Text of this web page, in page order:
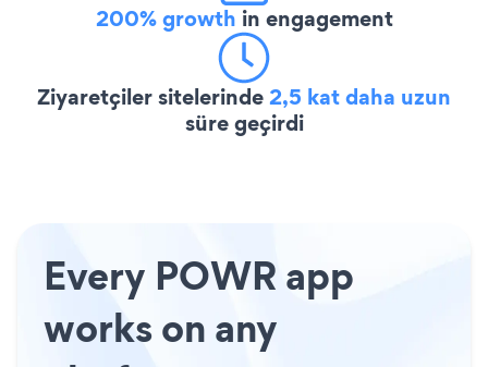
200% growth in engagement
Ziyaretçiler sitelerinde2,5 kat daha uzun
süre geçirdi
Every POWR app
works on any